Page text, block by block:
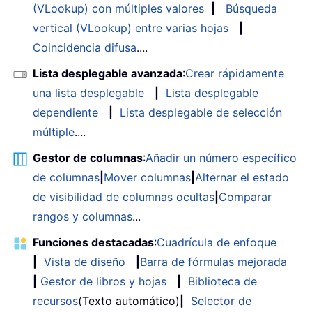
(VLookup) con múltiples valores
Búsqueda
vertical (VLookup) entre varias hojas
Coincidencia difusa....
Lista desplegable avanzada:Crear rápidamente
una lista desplegable
Lista desplegable
dependiente
Lista desplegable de selección
múltiple....
Gestor de columnas:Añadir un número específico
de columnas Mover columnas Alternar el estado
de visibilidad de columnas ocultas Comparar
rangos y columnas...
Funciones destacadas:Cuadrícula de enfoque
Vista de diseño
Barra de fórmulas mejorada
Gestor de libros y hojas
Biblioteca de
recursos(Texto automático)
Selector de